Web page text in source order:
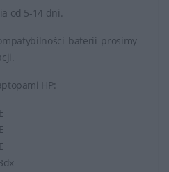
od 5-14 dni.
baterii prosimy
HP: